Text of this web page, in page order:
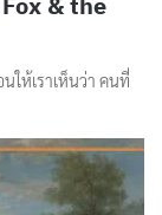
ให้เราเห็นว่า คนที่